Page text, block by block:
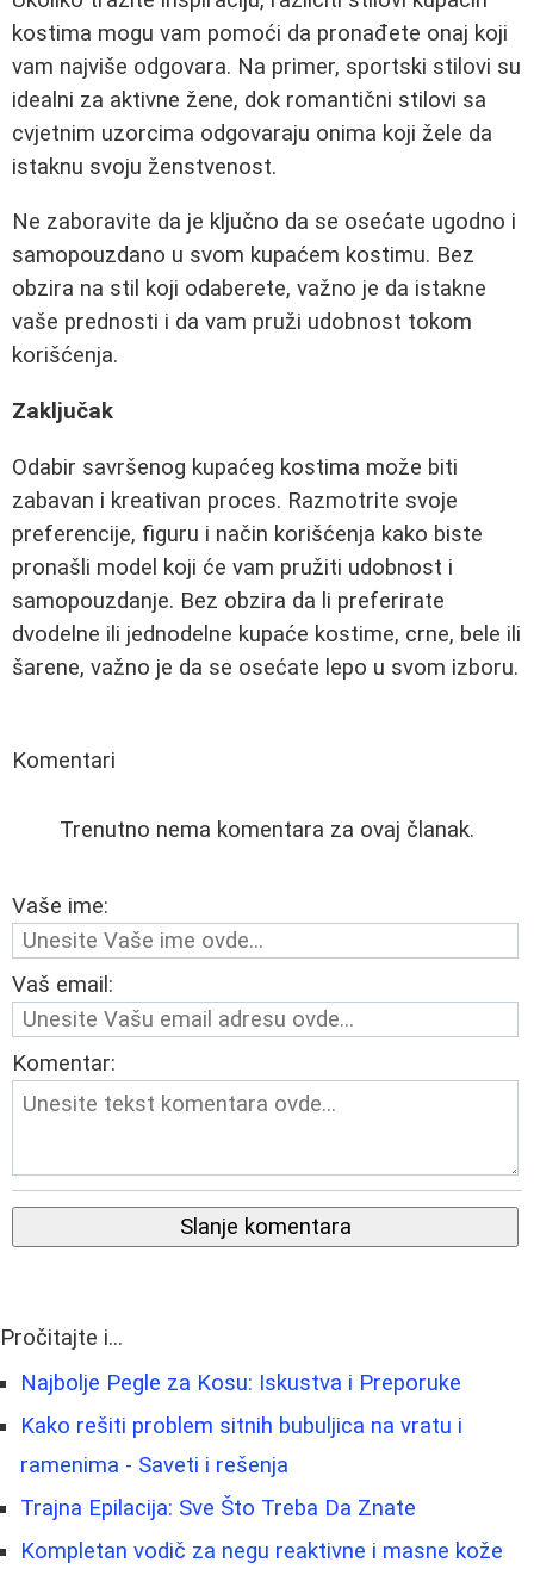
kostima mogu vam pomoći da pronađete onaj koji
vam najviše odgovara. Na primer, sportski stilovi su
idealni za aktivne žene, dok romantični stilovi sa
cvjetnim uzorcima odgovaraju onima koji žele da
istaknu svoju ženstvenost.
Ne zaboravite da je ključno da se osećate ugodno i
samopouzdano u svom kupaćem kostimu. Bez
obzira na stil koji odaberete, važno je da istakne
vaše prednosti i da vam pruži udobnost tokom
korišćenja.
Zaključak
Odabir savršenog kupaćeg kostima može biti
zabavan i kreativan proces. Razmotrite svoje
preferencije, figuru i način korišćenja kako biste
pronašli model koji će vam pružiti udobnost i
samopouzdanje. Bez obzira da li preferirate
dvodelne ili jednodelne kupaće kostime, crne, bele ili
šarene, važno je da se osećate lepo u svom izboru.
Komentari
Trenutno nema komentara za ovaj članak.
Vaše ime:
Vaš email:
Komentar:
Slanje komentara
Pročitajte i...
Najbolje Pegle za Kosu: Iskustva i Preporuke
Kako rešiti problem sitnih bubuljica na vratu i
ramenima - Saveti i rešenja
Trajna Epilacija: Sve Što Treba Da Znate
Kompletan vodič za negu reaktivne i masne kože